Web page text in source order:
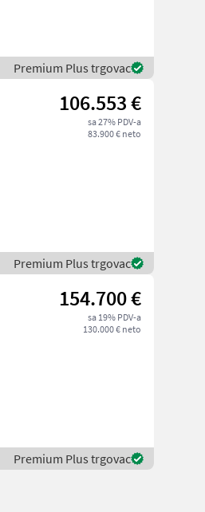
Premium Plus trgovac
106.553 €
sa 27% PDV-a
83.900 € neto
Premium Plus trgovac
154.700 €
sa 19% PDV-a
130.000 € neto
Premium Plus trgovac